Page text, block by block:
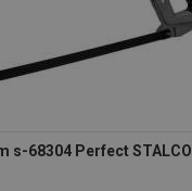
s-68304 Perfect STALCO